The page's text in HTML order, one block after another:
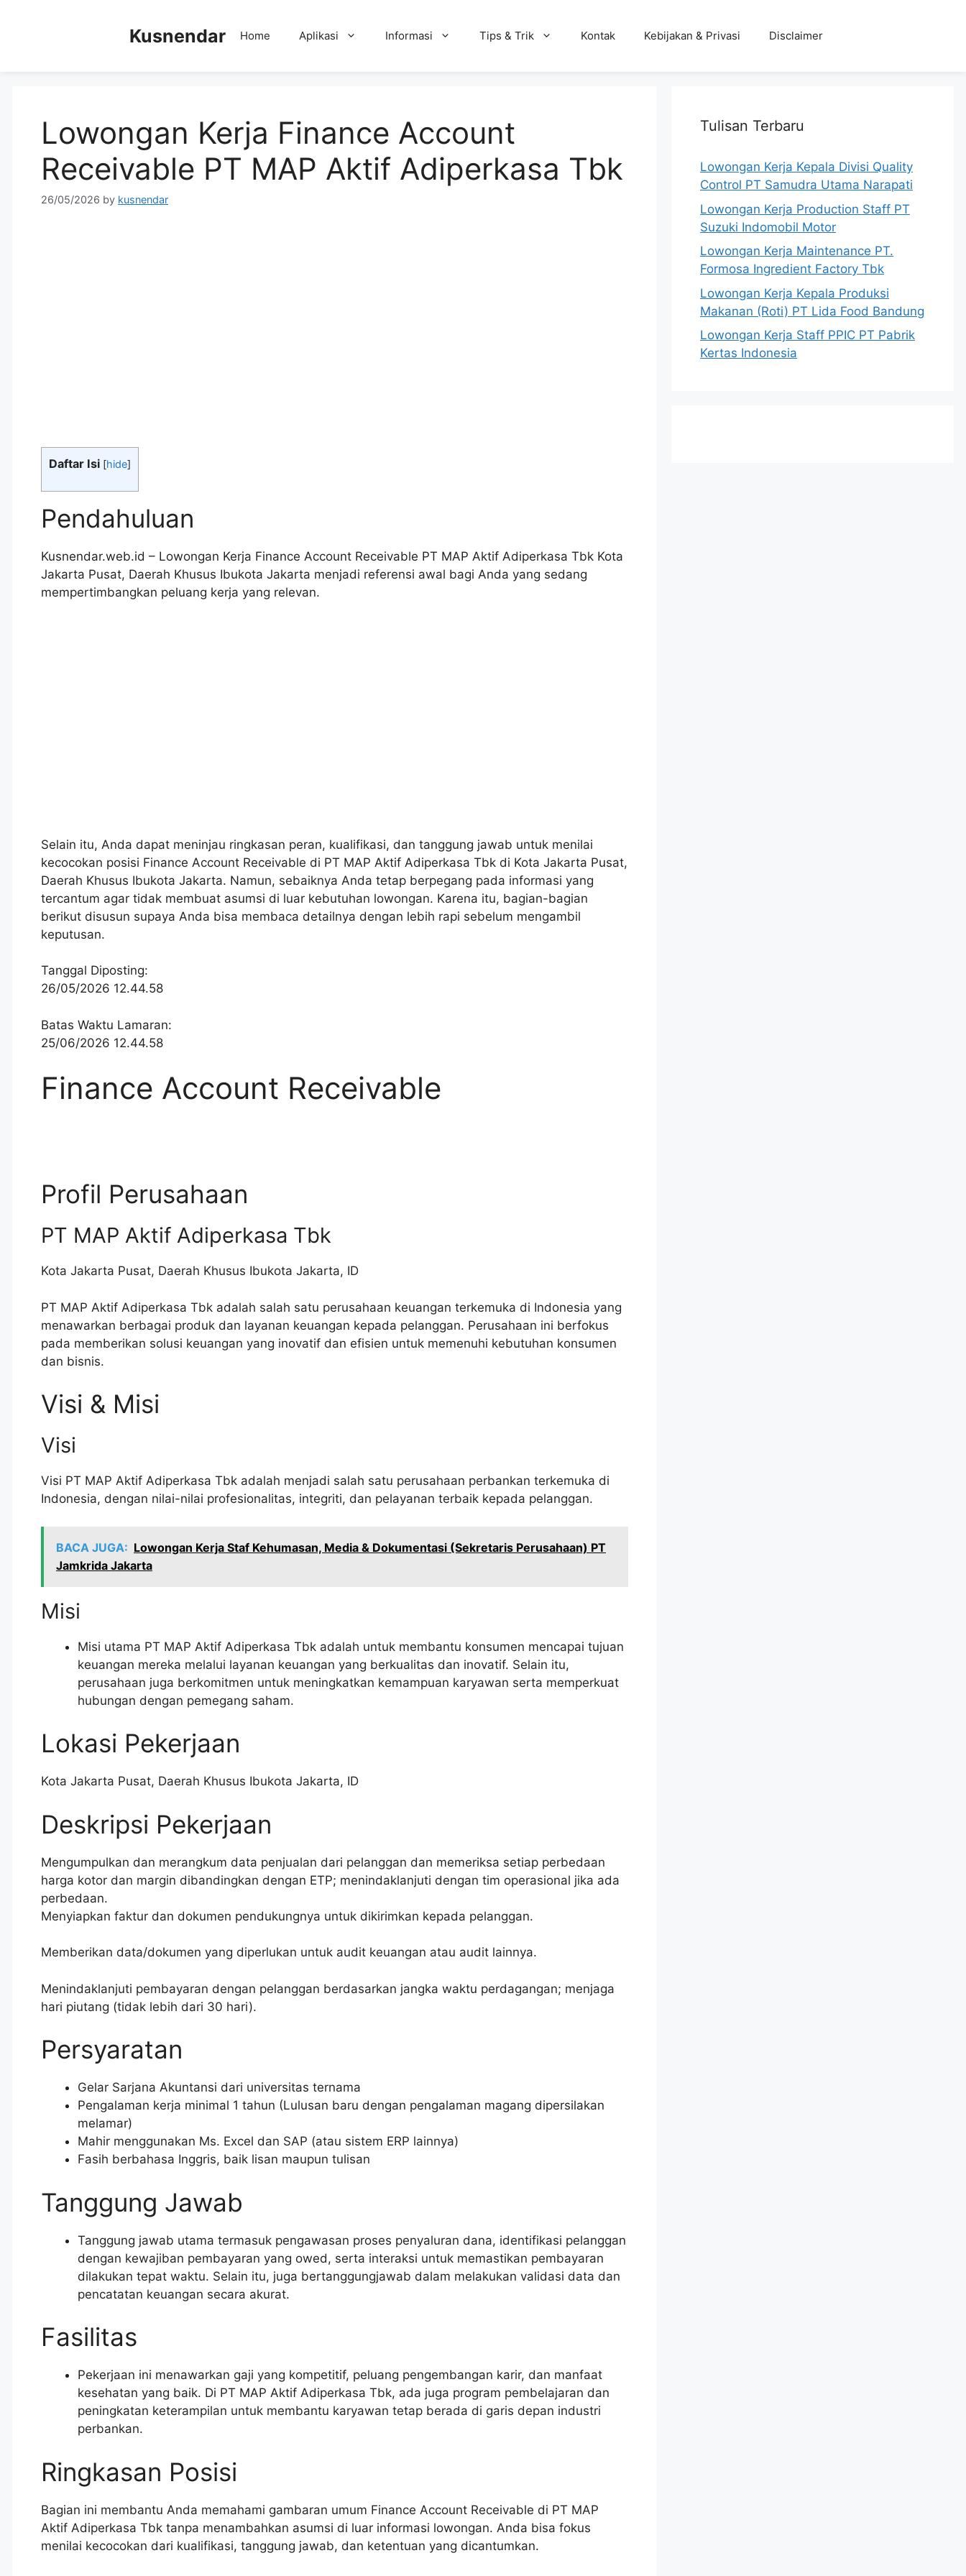
Kusnendar Home Aplikasi Informasi Tips & Trik Kontak Kebijakan & Privasi Disclaimer
Lowongan Kerja Finance Account
Receivable PT MAP Aktif Adiperkasa Tbk
26/05/2026 by kusnendar
Daftar Isi [hide]
Pendahuluan
Kusnendar.web.id – Lowongan Kerja Finance Account Receivable PT MAP Aktif Adiperkasa Tbk Kota
Jakarta Pusat, Daerah Khusus Ibukota Jakarta menjadi referensi awal bagi Anda yang sedang
mempertimbangkan peluang kerja yang relevan.
Selain itu, Anda dapat meninjau ringkasan peran, kualifikasi, dan tanggung jawab untuk menilai
kecocokan posisi Finance Account Receivable di PT MAP Aktif Adiperkasa Tbk di Kota Jakarta Pusat,
Daerah Khusus Ibukota Jakarta. Namun, sebaiknya Anda tetap berpegang pada informasi yang
tercantum agar tidak membuat asumsi di luar kebutuhan lowongan. Karena itu, bagian-bagian
berikut disusun supaya Anda bisa membaca detailnya dengan lebih rapi sebelum mengambil
keputusan.
Tanggal Diposting:
26/05/2026 12.44.58
Batas Waktu Lamaran:
25/06/2026 12.44.58
Finance Account Receivable
Profil Perusahaan
PT MAP Aktif Adiperkasa Tbk
Kota Jakarta Pusat, Daerah Khusus Ibukota Jakarta, ID
PT MAP Aktif Adiperkasa Tbk adalah salah satu perusahaan keuangan terkemuka di Indonesia yang
menawarkan berbagai produk dan layanan keuangan kepada pelanggan. Perusahaan ini berfokus
pada memberikan solusi keuangan yang inovatif dan efisien untuk memenuhi kebutuhan konsumen
dan bisnis.
Visi & Misi
Visi
Visi PT MAP Aktif Adiperkasa Tbk adalah menjadi salah satu perusahaan perbankan terkemuka di
Indonesia, dengan nilai-nilai profesionalitas, integriti, dan pelayanan terbaik kepada pelanggan.
BACA JUGA: Lowongan Kerja Staf Kehumasan, Media & Dokumentasi (Sekretaris Perusahaan) PT
Jamkrida Jakarta
Misi
Misi utama PT MAP Aktif Adiperkasa Tbk adalah untuk membantu konsumen mencapai tujuan
keuangan mereka melalui layanan keuangan yang berkualitas dan inovatif. Selain itu,
perusahaan juga berkomitmen untuk meningkatkan kemampuan karyawan serta memperkuat
hubungan dengan pemegang saham.
Lokasi Pekerjaan
Kota Jakarta Pusat, Daerah Khusus Ibukota Jakarta, ID
Deskripsi Pekerjaan
Mengumpulkan dan merangkum data penjualan dari pelanggan dan memeriksa setiap perbedaan
harga kotor dan margin dibandingkan dengan ETP; menindaklanjuti dengan tim operasional jika ada
perbedaan.
Menyiapkan faktur dan dokumen pendukungnya untuk dikirimkan kepada pelanggan.
Memberikan data/dokumen yang diperlukan untuk audit keuangan atau audit lainnya.
Menindaklanjuti pembayaran dengan pelanggan berdasarkan jangka waktu perdagangan; menjaga
hari piutang (tidak lebih dari 30 hari).
Persyaratan
Gelar Sarjana Akuntansi dari universitas ternama
Pengalaman kerja minimal 1 tahun (Lulusan baru dengan pengalaman magang dipersilakan
melamar)
Mahir menggunakan Ms. Excel dan SAP (atau sistem ERP lainnya)
Fasih berbahasa Inggris, baik lisan maupun tulisan
Tanggung Jawab
Tanggung jawab utama termasuk pengawasan proses penyaluran dana, identifikasi pelanggan
dengan kewajiban pembayaran yang owed, serta interaksi untuk memastikan pembayaran
dilakukan tepat waktu. Selain itu, juga bertanggungjawab dalam melakukan validasi data dan
pencatatan keuangan secara akurat.
Fasilitas
Pekerjaan ini menawarkan gaji yang kompetitif, peluang pengembangan karir, dan manfaat
kesehatan yang baik. Di PT MAP Aktif Adiperkasa Tbk, ada juga program pembelajaran dan
peningkatan keterampilan untuk membantu karyawan tetap berada di garis depan industri
perbankan.
Ringkasan Posisi
Bagian ini membantu Anda memahami gambaran umum Finance Account Receivable di PT MAP
Aktif Adiperkasa Tbk tanpa menambahkan asumsi di luar informasi lowongan. Anda bisa fokus
menilai kecocokan dari kualifikasi, tanggung jawab, dan ketentuan yang dicantumkan.
Tulisan Terbaru
Lowongan Kerja Kepala Divisi Quality
Control PT Samudra Utama Narapati
Lowongan Kerja Production Staff PT
Suzuki Indomobil Motor
Lowongan Kerja Maintenance PT.
Formosa Ingredient Factory Tbk
Lowongan Kerja Kepala Produksi
Makanan (Roti) PT Lida Food Bandung
Lowongan Kerja Staff PPIC PT Pabrik
Kertas Indonesia